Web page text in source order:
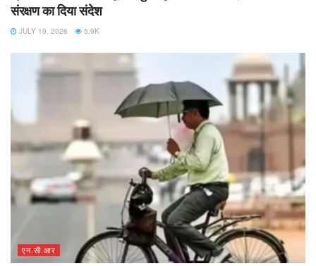
संरक्षण का दिया संदेश
JULY 19, 2026 5.9K
एन.सी.आर